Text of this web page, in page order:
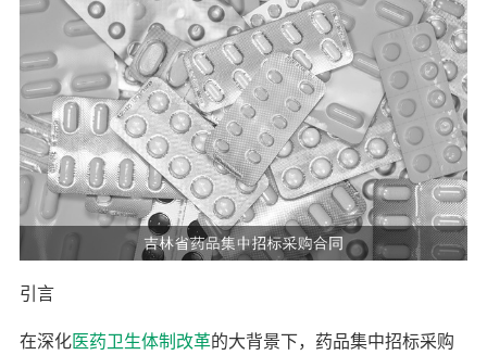
引言
在深化医药卫生体制改革的大背景下，药品集中招标采购